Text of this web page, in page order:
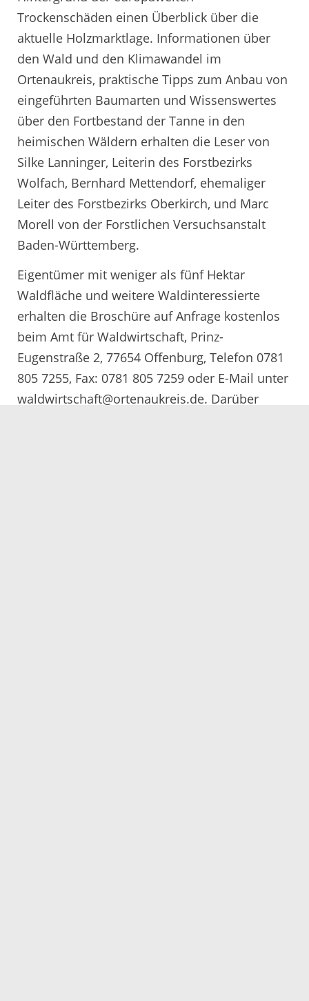
Trockenschäden einen Überblick über die
aktuelle Holzmarktlage. Informationen über
den Wald und den Klimawandel im
Ortenaukreis, praktische Tipps zum Anbau von
eingeführten Baumarten und Wissenswertes
über den Fortbestand der Tanne in den
heimischen Wäldern erhalten die Leser von
Silke Lanninger, Leiterin des Forstbezirks
Wolfach, Bernhard Mettendorf, ehemaliger
Leiter des Forstbezirks Oberkirch, und Marc
Morell von der Forstlichen Versuchsanstalt
Baden-Württemberg.
Eigentümer mit weniger als fünf Hektar
Waldfläche und weitere Waldinteressierte
erhalten die Broschüre auf Anfrage kostenlos
beim Amt für Waldwirtschaft, Prinz-
Eugenstraße 2, 77654 Offenburg, Telefon 0781
805 7255, Fax: 0781 805 7259 oder E-Mail unter
waldwirtschaft@ortenaukreis.de. Darüber